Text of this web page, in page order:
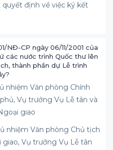
quyết định về việc ký kết
NĐ-CP ngày 06/11/2001 của
các nước trình Quốc thư lên
thành phần dự Lễ trình
nhiệm Văn phòng Chính
Vụ trưởng Vụ Lễ tân và
giao
nhiệm Văn phòng Chủ tịch
Vụ trưởng Vụ Lễ tân